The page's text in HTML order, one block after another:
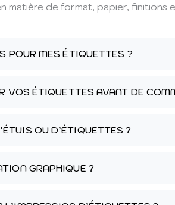
matière de format, papier, finitions
POUR MES ÉTIQUETTES ?
VOS ÉTIQUETTES AVANT DE
OU D’ÉTIQUETTES ?
GRAPHIQUE ?